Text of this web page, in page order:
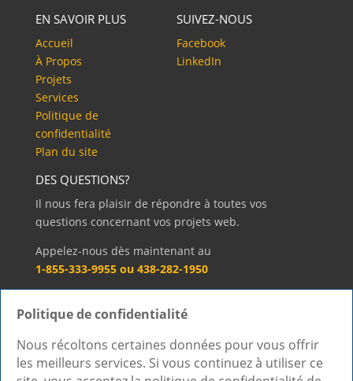
EN SAVOIR PLUS
Accueil
À Propos
Projets
Services
Politique de
confidentialité
Plan du site
SUIVEZ-NOUS
Facebook
LinkedIn
DES QUESTIONS?
Il nous fera plaisir de répondre à toutes vos
questions concernant vos projets web.
Appelez-nous dès maintenant au
1-855-333-9955 ou 438-282-1950
Accueil À Propos Projets Services
Politique de confidentialité
Nous récoltons certaines données pour vous offrir
les meilleurs services. Si vous continuez à utiliser ce